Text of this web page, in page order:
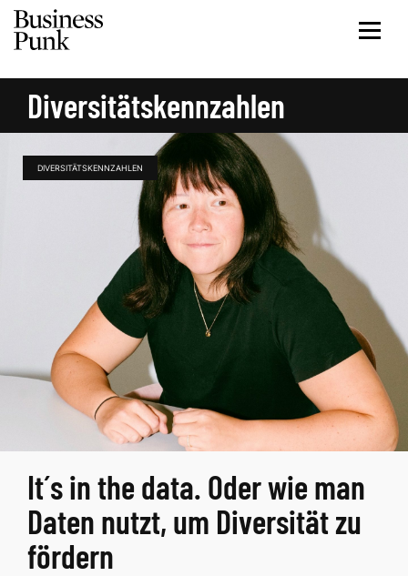
Diversitätskennzahlen
DIVERSITÄTSKENNZAHLEN
It´s in the data. Oder wie man
Daten nutzt, um Diversität zu
fördern